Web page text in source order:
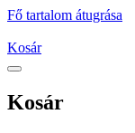
Fő tartalom átugrása
Kosár
Kosár